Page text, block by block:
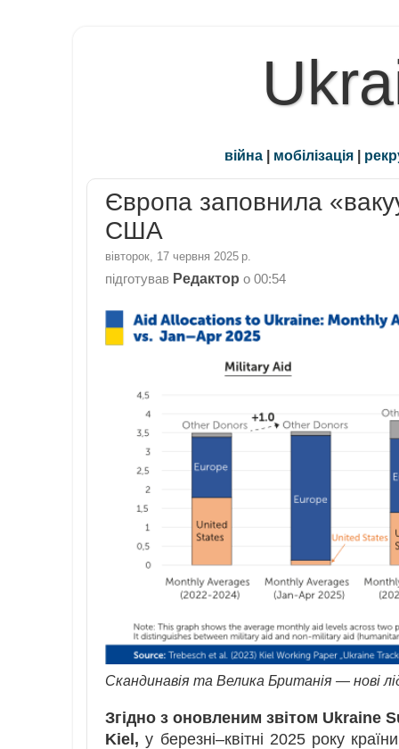
війна | мобілізація |
Європа заповнила
США
вівторок, 17 червня 2025 р.
підготував Редактор о 00:54
Скандинавія та Велика Британія — нові
Згідно з оновленим звітом Ukraine
Kiel, у березні–квітні 2025 року